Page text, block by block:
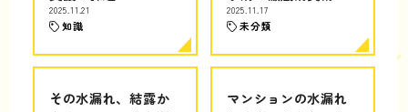
2025.11.21
知識
2025.11.17
未分類
その水漏れ、結露か
マンションの水漏れ